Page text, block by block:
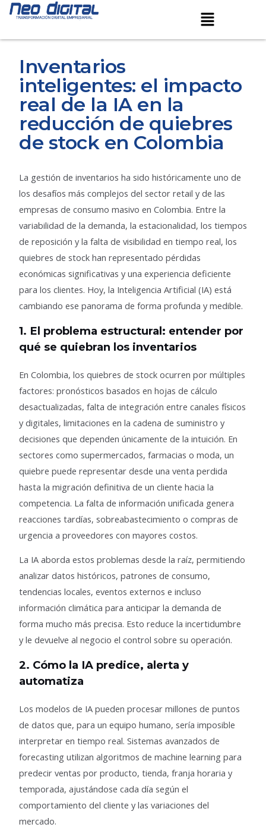
contenido
Menú
Inventarios
inteligentes: el impacto
real de la IA en la
reducción de quiebres
de stock en Colombia
La gestión de inventarios ha sido históricamente uno de
los desafíos más complejos del sector retail y de las
empresas de consumo masivo en Colombia. Entre la
variabilidad de la demanda, la estacionalidad, los tiempos
de reposición y la falta de visibilidad en tiempo real, los
quiebres de stock han representado pérdidas
económicas significativas y una experiencia deficiente
para los clientes. Hoy, la Inteligencia Artificial (IA) está
cambiando ese panorama de forma profunda y medible.
1. El problema estructural: entender por
qué se quiebran los inventarios
En Colombia, los quiebres de stock ocurren por múltiples
factores: pronósticos basados en hojas de cálculo
desactualizadas, falta de integración entre canales físicos
y digitales, limitaciones en la cadena de suministro y
decisiones que dependen únicamente de la intuición. En
sectores como supermercados, farmacias o moda, un
quiebre puede representar desde una venta perdida
hasta la migración definitiva de un cliente hacia la
competencia. La falta de información unificada genera
reacciones tardías, sobreabastecimiento o compras de
urgencia a proveedores con mayores costos.
La IA aborda estos problemas desde la raíz, permitiendo
analizar datos históricos, patrones de consumo,
tendencias locales, eventos externos e incluso
información climática para anticipar la demanda de
forma mucho más precisa. Esto reduce la incertidumbre
y le devuelve al negocio el control sobre su operación.
2. Cómo la IA predice, alerta y
automatiza
Los modelos de IA pueden procesar millones de puntos
de datos que, para un equipo humano, sería imposible
interpretar en tiempo real. Sistemas avanzados de
forecasting utilizan algoritmos de machine learning para
predecir ventas por producto, tienda, franja horaria y
temporada, ajustándose cada día según el
comportamiento del cliente y las variaciones del
mercado.
Navegación
entradas